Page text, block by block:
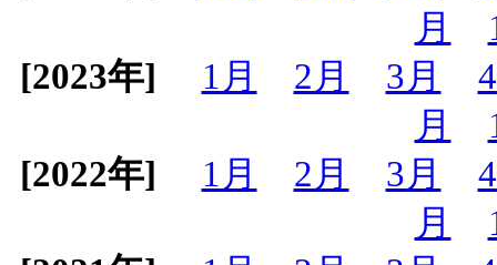
月
[2023年]
1月 2月 3月
月
[2022年]
1月 2月 3月
月